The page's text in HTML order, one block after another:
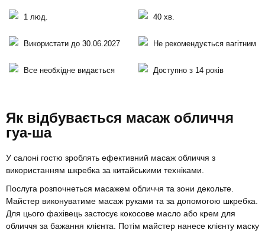
1 люд. 40 хв.
Використати до 30.06.2027 Не рекомендується вагітним
Все необхідне видається Доступно з 14 років
Як відбувається масаж обличчя
гуа-ша
У салоні гостю зроблять ефективний масаж обличчя з
використанням шкребка за китайськими техніками.
Послуга розпочнеться масажем обличчя та зони декольте.
Майстер виконуватиме масаж руками та за допомогою шкребка.
Для цього фахівець застосує кокосове масло або крем для
обличчя за бажання клієнта. Потім майстер нанесе клієнту маску